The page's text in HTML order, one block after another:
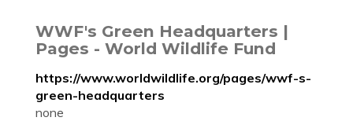
WWF's Green Headquarters |
Pages - World Wildlife Fund
https://www.worldwildlife.org/pages/wwf-s-
green-headquarters
none